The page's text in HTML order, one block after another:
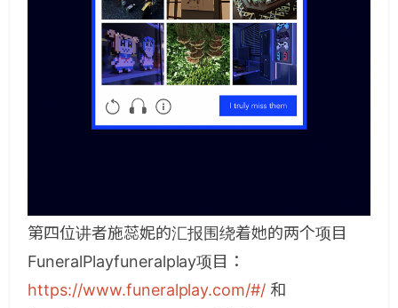
第四位讲者施蕊妮的汇报围绕着她的两个项目
FuneralPlayfuneralplay项目：
https://www.funeralplay.com/#/ 和